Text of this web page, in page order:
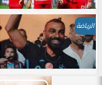
الرياضة